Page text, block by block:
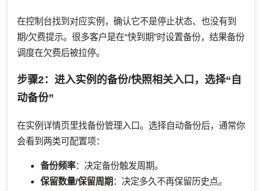
在控制台找到对应实例，确认它不是停止状态、也没有到
期/欠费提示。很多客户是在“快到期”时设置备份，结果备份
调度在欠费后被拉停。
步骤2：进入实例的备份/快照相关入口，选择“自
动备份”
在实例详情页里找备份管理入口。选择自动备份后，通常你
会看到两类可配置项：
备份频率：决定备份触发周期。
保留数量/保留周期：决定多久不再保留历史点。